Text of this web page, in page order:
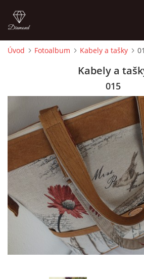
CEDULKY
MOJE POSLEDNÍ PRÁCE
jk-
Úvod Fotoalbum Kabely a tašky
Kabely a
015